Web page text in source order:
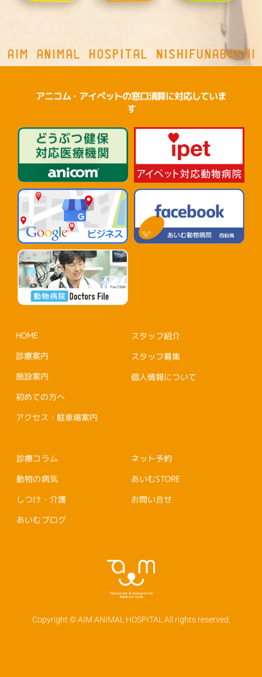
アニコム・アイペットの窓口清算に対応していま
す
HOME
診療案内
施設案内
初めての方へ
アクセス・駐車場案内
スタッフ紹介
スタッフ募集
個人情報について
診療コラム
動物の病気
しつけ・介護
あいむブログ
ネット予約
あいむSTORE
お問い合せ
Copyright © AIM ANIMAL HOSPITAL All rights reserved.